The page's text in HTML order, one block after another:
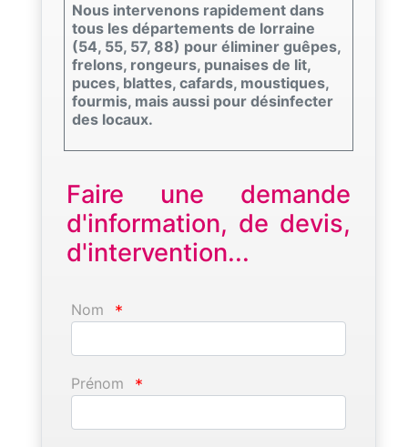
Nous intervenons rapidement dans
tous les départements de lorraine
(54, 55, 57, 88) pour éliminer guêpes,
frelons, rongeurs, punaises de lit,
puces, blattes, cafards, moustiques,
fourmis, mais aussi pour désinfecter
des locaux.
Faire une demande
d'information, de devis,
d'intervention...
Nom *
Prénom *